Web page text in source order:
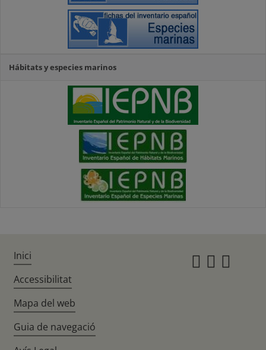
Hábitats y especies marinos
Inici
Accessibilitat
Mapa del web
Guia de navegació